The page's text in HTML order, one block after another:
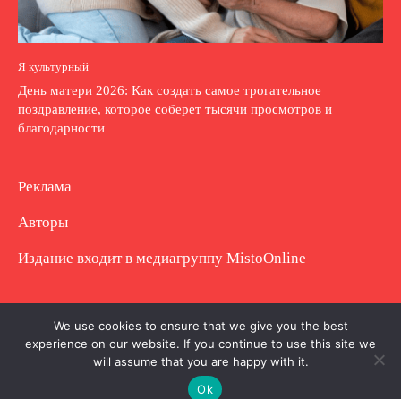
Я культурный
День матери 2026: Как создать самое трогательное
поздравление, которое соберет тысячи просмотров и
благодарности
Реклама
Авторы
Издание входит в медиагруппу MistoOnline
Copyright © Полное использование материала
запрещено. Частично разрешено с гиперссылкой.
We use cookies to ensure that we give you the best
experience on our website. If you continue to use this site we
will assume that you are happy with it.
Ok